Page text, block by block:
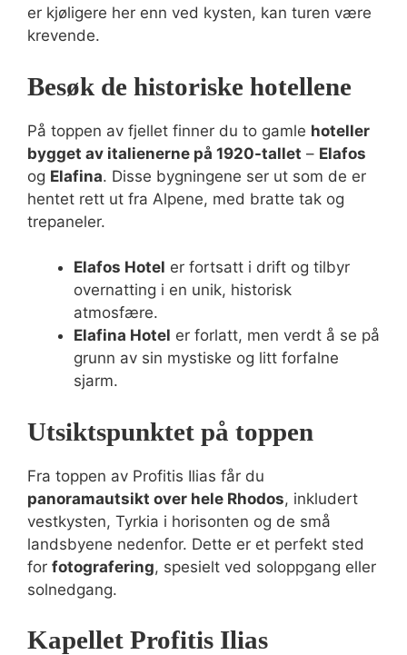
er kjøligere her enn ved kysten, kan turen være
krevende.
Besøk de historiske hotellene
På toppen av fjellet finner du to gamle hoteller
bygget av italienerne på 1920-tallet – Elafos
og Elafina. Disse bygningene ser ut som de er
hentet rett ut fra Alpene, med bratte tak og
trepaneler.
Elafos Hotel er fortsatt i drift og tilbyr
overnatting i en unik, historisk
atmosfære.
Elafina Hotel er forlatt, men verdt å se på
grunn av sin mystiske og litt forfalne
sjarm.
Utsiktspunktet på toppen
Fra toppen av Profitis Ilias får du
panoramautsikt over hele Rhodos, inkludert
vestkysten, Tyrkia i horisonten og de små
landsbyene nedenfor. Dette er et perfekt sted
for fotografering, spesielt ved soloppgang eller
solnedgang.
Kapellet Profitis Ilias